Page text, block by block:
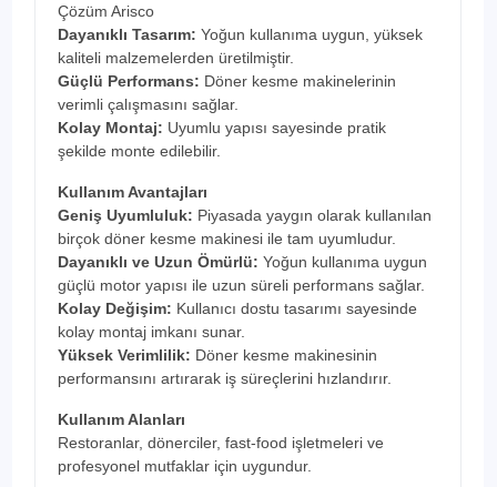
Çözüm Arisco
Dayanıklı Tasarım: Yoğun kullanıma uygun, yüksek
kaliteli malzemelerden üretilmiştir.
Güçlü Performans: Döner kesme makinelerinin
verimli çalışmasını sağlar.
Kolay Montaj: Uyumlu yapısı sayesinde pratik
şekilde monte edilebilir.
Kullanım Avantajları
Geniş Uyumluluk: Piyasada yaygın olarak kullanılan
birçok döner kesme makinesi ile tam uyumludur.
Dayanıklı ve Uzun Ömürlü: Yoğun kullanıma uygun
güçlü motor yapısı ile uzun süreli performans sağlar.
Kolay Değişim: Kullanıcı dostu tasarımı sayesinde
kolay montaj imkanı sunar.
Yüksek Verimlilik: Döner kesme makinesinin
performansını artırarak iş süreçlerini hızlandırır.
Kullanım Alanları
Restoranlar, dönerciler, fast-food işletmeleri ve
profesyonel mutfaklar için uygundur.